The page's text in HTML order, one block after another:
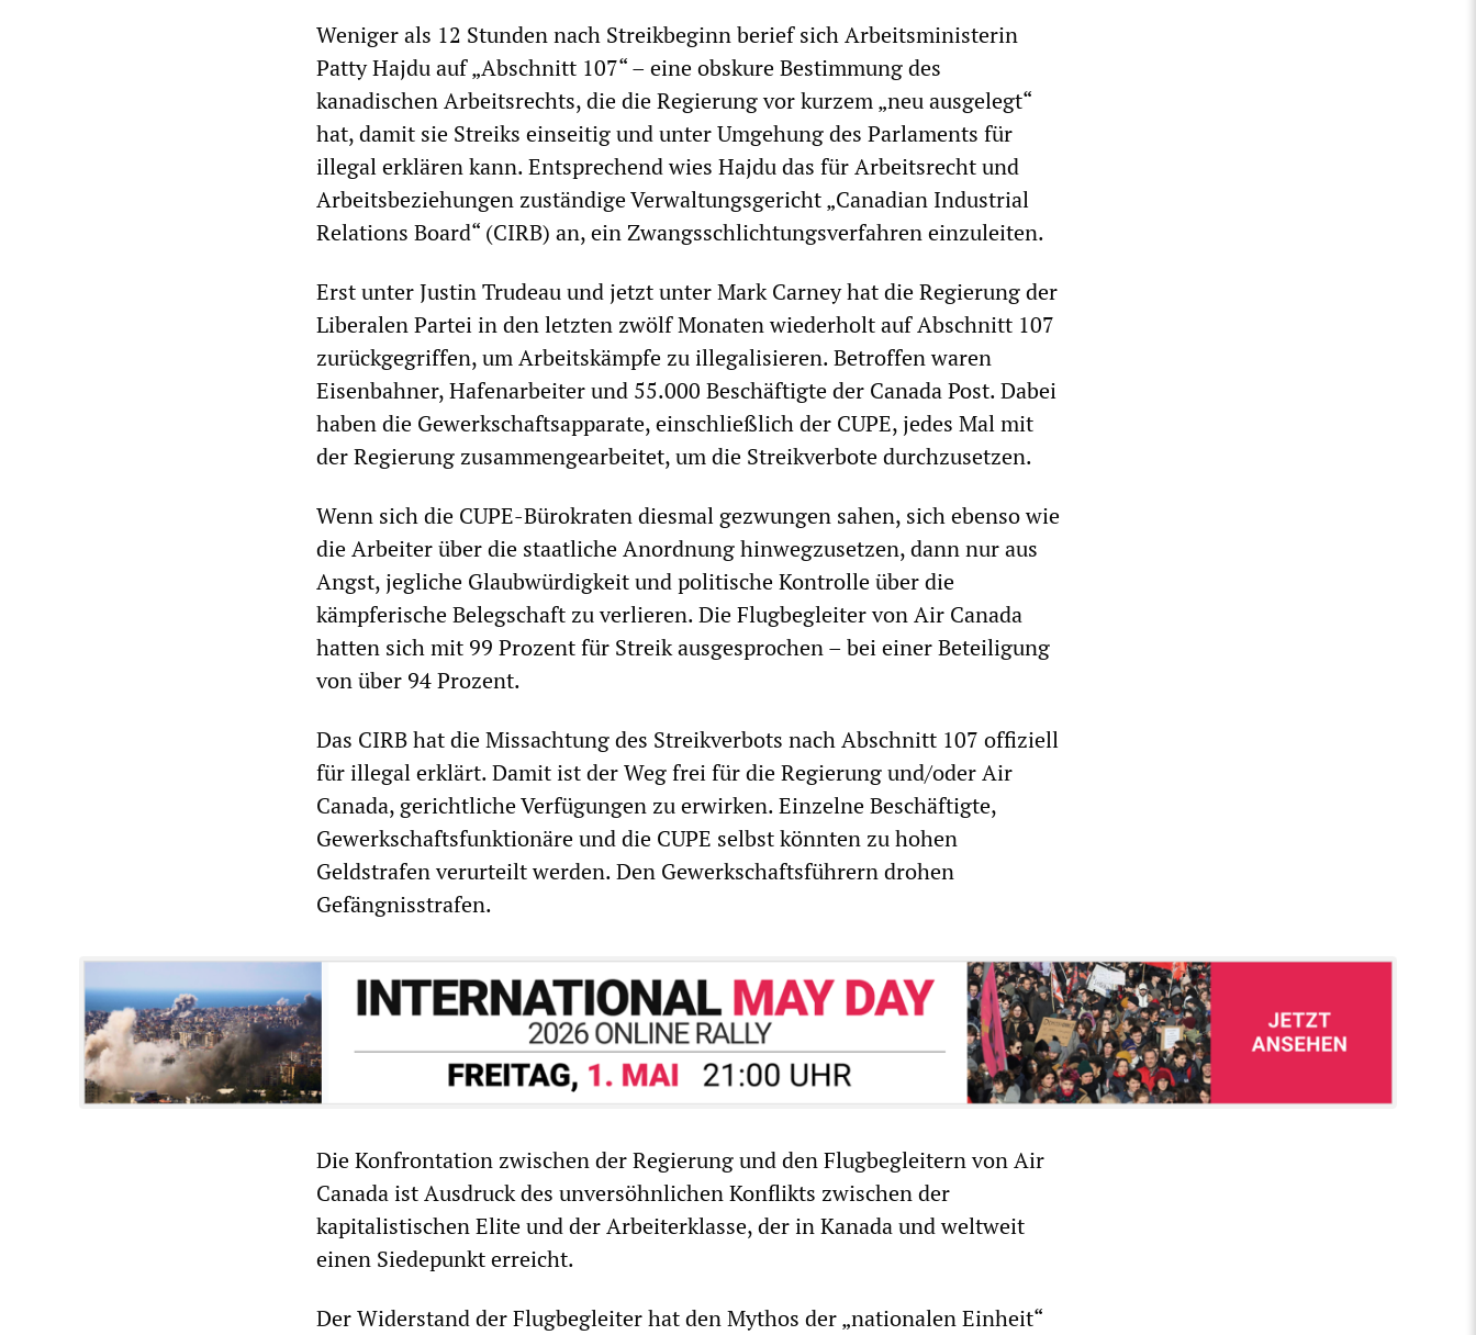
Weniger als 12 Stunden nach Streikbeginn berief sich Arbeitsministerin
Patty Hajdu auf „Abschnitt 107“ – eine obskure Bestimmung des
kanadischen Arbeitsrechts, die die Regierung vor kurzem „neu ausgelegt“
hat, damit sie Streiks einseitig und unter Umgehung des Parlaments für
illegal erklären kann. Entsprechend wies Hajdu das für Arbeitsrecht und
Arbeitsbeziehungen zuständige Verwaltungsgericht „Canadian Industrial
Relations Board“ (CIRB) an, ein Zwangsschlichtungsverfahren einzuleiten.
Erst unter Justin Trudeau und jetzt unter Mark Carney hat die Regierung der
Liberalen Partei in den letzten zwölf Monaten wiederholt auf Abschnitt 107
zurückgegriffen, um Arbeitskämpfe zu illegalisieren. Betroffen waren
Eisenbahner, Hafenarbeiter und 55.000 Beschäftigte der Canada Post. Dabei
haben die Gewerkschaftsapparate, einschließlich der CUPE, jedes Mal mit
der Regierung zusammengearbeitet, um die Streikverbote durchzusetzen.
Wenn sich die CUPE-Bürokraten diesmal gezwungen sahen, sich ebenso wie
die Arbeiter über die staatliche Anordnung hinwegzusetzen, dann nur aus
Angst, jegliche Glaubwürdigkeit und politische Kontrolle über die
kämpferische Belegschaft zu verlieren. Die Flugbegleiter von Air Canada
hatten sich mit 99 Prozent für Streik ausgesprochen – bei einer Beteiligung
von über 94 Prozent.
Das CIRB hat die Missachtung des Streikverbots nach Abschnitt 107 offiziell
für illegal erklärt. Damit ist der Weg frei für die Regierung und/oder Air
Canada, gerichtliche Verfügungen zu erwirken. Einzelne Beschäftigte,
Gewerkschaftsfunktionäre und die CUPE selbst könnten zu hohen
Geldstrafen verurteilt werden. Den Gewerkschaftsführern drohen
Gefängnisstrafen.
Die Konfrontation zwischen der Regierung und den Flugbegleitern von Air
Canada ist Ausdruck des unversöhnlichen Konflikts zwischen der
kapitalistischen Elite und der Arbeiterklasse, der in Kanada und weltweit
einen Siedepunkt erreicht.
Der Widerstand der Flugbegleiter hat den Mythos der „nationalen Einheit“